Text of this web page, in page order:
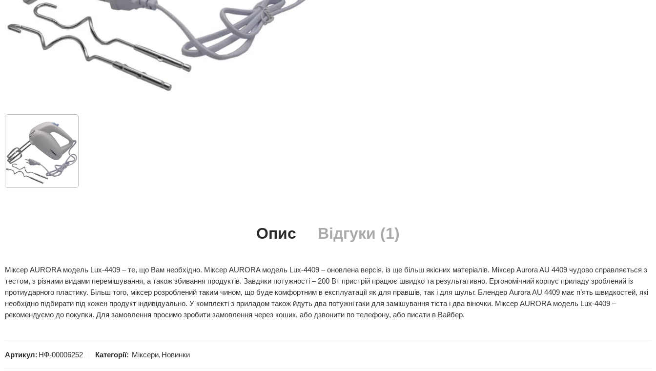
Опис Відгуки (1)
Міксер AURORA модель Lux-4409 – те, що Вам необхідно. Міксер AURORA модель Lux-4409 – оновлена версія, із ще більш якісних матеріалів. Міксер Aurora AU 4409 чудово справляється з
тестом, з різними видами перемішування, а також збивання продуктів. Завдяки потужності – 200 Вт пристрій працює швидко та результативно. Ергономічний корпус приладу зроблений із
протиударного пластику. Більш того, міксер розроблений таким чином, що буде комфортним в експлуатації як для правшів, так і для шульг. Блендер Aurora AU 4409 має п’ять швидкостей, які
необхідно підбирати під кожен продукт індивідуально. У комплекті з приладом також йдуть два потужні гаки для замішування тіста і два віночки. Міксер AURORA модель Lux-4409 –
рекомендуємо до покупки. Для замовлення просимо зробити замовлення через кошик, або дзвонити по телефону, або писати в Вайбер.
Артикул: НФ-00006252 Категорії: Міксери, Новинки